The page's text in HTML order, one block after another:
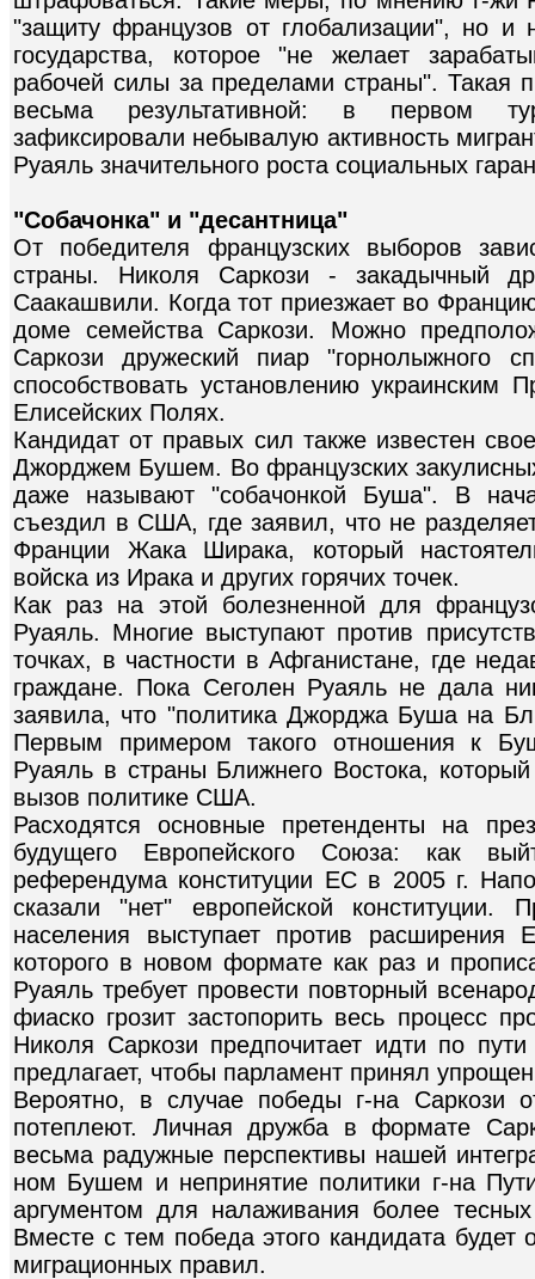
"защиту французов от глобализации", но и
государства, которое "не желает
рабочей силы за пределами страны". Такая
весьма результативной: в первом
зафиксировали небывалую активность
Руаяль значительного роста социальных
"Собачонка" и "десантница"
От победителя французских выборов
страны. Николя Саркози - закадычный
Саакашвили. Когда тот приезжает во
доме семейства Саркози. Можно
Саркози дружеский пиар "горнолыжного
способствовать установлению украинским
Елисейских Полях.
Кандидат от правых сил также известен
Джорджем Бушем. Во французских
даже называют "собачонкой Буша". В
съездил в США, где заявил, что не
Франции Жака Ширака, который
войска из Ирака и других горячих точек.
Как раз на этой болезненной для
Руаяль. Многие выступают против
точках, в частности в Афганистане, где
граждане. Пока Сеголен Руаяль не дала
заявила, что "политика Джорджа Буша на
Первым примером такого отношения к
Руаяль в страны Ближнего Востока,
вызов политике США.
Расходятся основные претенденты на
будущего Европейского Союза: как
референдума конституции ЕС в 2005 г.
сказали "нет" европейской конституции.
населения выступает против расширения
которого в новом формате как раз и
Руаяль требует провести повторный
фиаско грозит застопорить весь процесс
Николя Саркози предпочитает идти по
предлагает, чтобы парламент принял
Вероятно, в случае победы г-на Саркози
потеплеют. Личная дружба в формате
весьма радужные перспективы нашей
ном Бушем и непринятие политики г-на
аргументом для налаживания более
Вместе с тем победа этого кандидата будет
миграционных правил.